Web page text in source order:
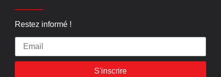
Restez informé !
S'inscrire